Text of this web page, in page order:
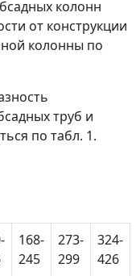
колонн
от конструкции
колонны по
труб и
по табл. 1.
168-
245
273-
299
324-
426